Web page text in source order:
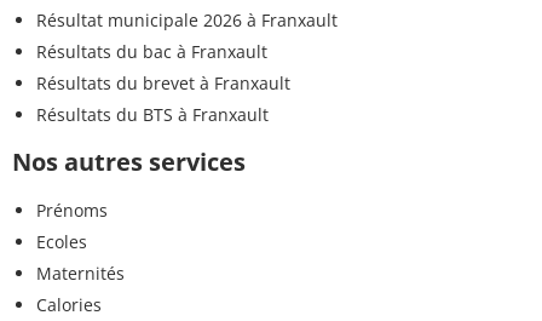
Résultat municipale 2026 à Franxault
Résultats du bac à Franxault
Résultats du brevet à Franxault
Résultats du BTS à Franxault
Nos autres services
Prénoms
Ecoles
Maternités
Calories